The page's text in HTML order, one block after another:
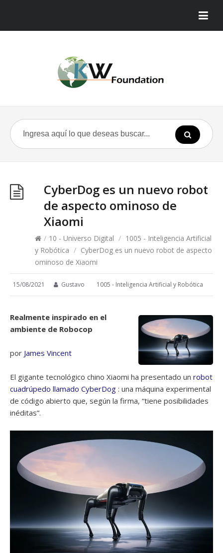
CyberDog es un nuevo robot
de aspecto ominoso de
Xiaomi
/ 10 - Universo Digital / 1005 - Inteligencia Artificial
y Robótica / CyberDog es un nuevo robot de aspecto
ominoso de Xiaomi
15/08/2021 Gustavo 1005 - Inteligencia Artificial y Robótica
Realmente inspirado en el
ambiente de Robocop
por James Vincent
El gigante tecnológico chino Xiaomi ha presentado un robot
cuadrúpedo llamado CyberDog : una máquina experimental
de código abierto que, según la firma, “tiene posibilidades
inéditas”.